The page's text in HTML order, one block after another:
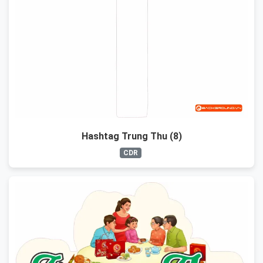
Hashtag Trung Thu (8)
CDR